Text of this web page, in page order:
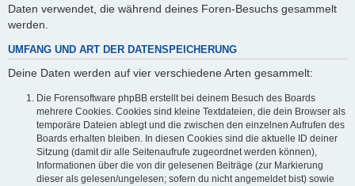
Daten verwendet, die während deines Foren-Besuchs gesammelt
werden.
UMFANG UND ART DER DATENSPEICHERUNG
Deine Daten werden auf vier verschiedene Arten gesammelt:
Die Forensoftware phpBB erstellt bei deinem Besuch des Boards
mehrere Cookies. Cookies sind kleine Textdateien, die dein Browser als
temporäre Dateien ablegt und die zwischen den einzelnen Aufrufen des
Boards erhalten bleiben. In diesen Cookies sind die aktuelle ID deiner
Sitzung (damit dir alle Seitenaufrufe zugeordnet werden können),
Informationen über die von dir gelesenen Beiträge (zur Markierung
dieser als gelesen/ungelesen; sofern du nicht angemeldet bist) sowie